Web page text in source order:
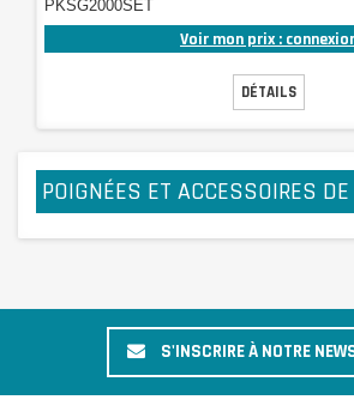
PKSG2000SET
Voir mon prix :
DÉTAILS
POIGNÉES ET ACCESSOIRES DE
S'INSCRIRE À NOTRE